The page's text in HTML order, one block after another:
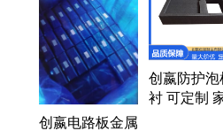
珍珠棉异型材、珍珠棉卷材、
创嬴电路板金属
创嬴防护泡
衬 可定制